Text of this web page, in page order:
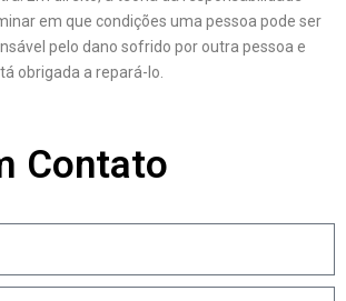
em que condições uma pessoa pode ser
pelo dano sofrido por outra pessoa e
obrigada a repará-lo.
Contato